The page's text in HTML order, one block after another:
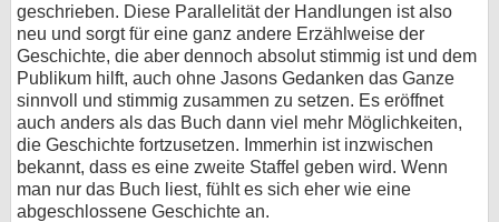
geschrieben. Diese Parallelität der Handlungen ist also
neu und sorgt für eine ganz andere Erzählweise der
Geschichte, die aber dennoch absolut stimmig ist und dem
Publikum hilft, auch ohne Jasons Gedanken das Ganze
sinnvoll und stimmig zusammen zu setzen. Es eröffnet
auch anders als das Buch dann viel mehr Möglichkeiten,
die Geschichte fortzusetzen. Immerhin ist inzwischen
bekannt, dass es eine zweite Staffel geben wird. Wenn
man nur das Buch liest, fühlt es sich eher wie eine
abgeschlossene Geschichte an.